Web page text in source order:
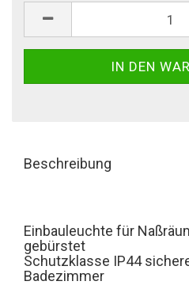
Beschreibung
Einbauleuchte für
gebürstet
Schutzklasse IP44
Badezimmer